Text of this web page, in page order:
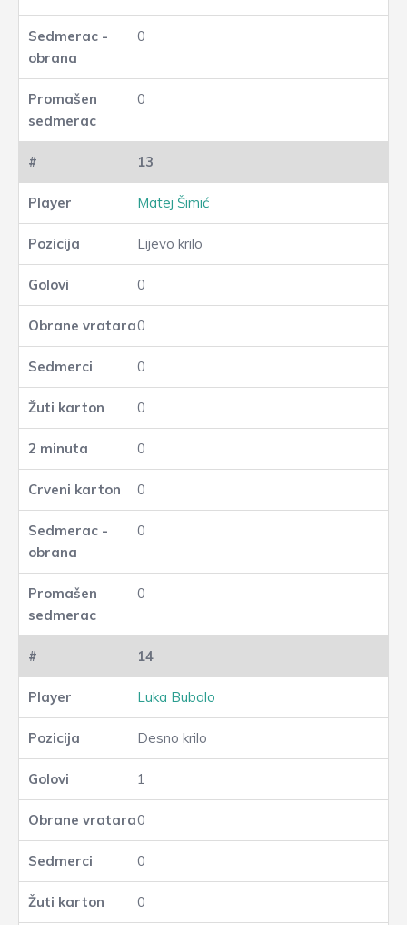
0
0
13
Matej Šimić
Lijevo krilo
0
0
0
0
0
0
0
0
14
Luka Bubalo
Desno krilo
1
0
0
0